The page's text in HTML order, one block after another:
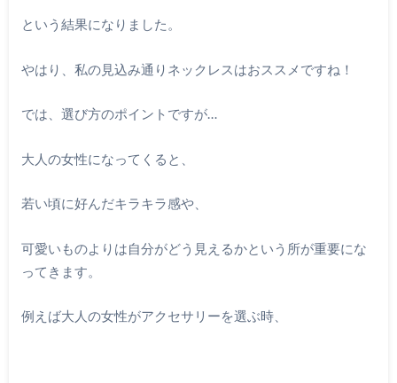
という結果になりました。
やはり、私の見込み通りネックレスはおススメですね！
では、選び方のポイントですが…
大人の女性になってくると、
若い頃に好んだキラキラ感や、
可愛いものよりは自分がどう見えるかという所が重要にな
ってきます。
例えば大人の女性がアクセサリーを選ぶ時、